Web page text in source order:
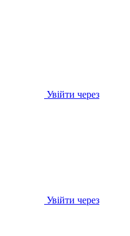
Увійти через
Увійти через